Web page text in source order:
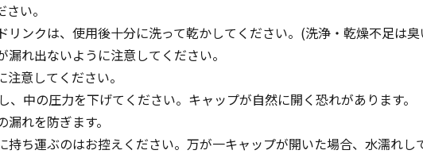
い。
リンクは、使用後十分に洗って乾かしてください。(洗浄・乾燥不足は
れ出ないように注意してください。
意してください。
中の圧力を下げてください。キャップが自然に開く恐れがあります。
れを防ぎます。
ち運ぶのはお控えください。万が一キャップが開いた場合、水濡れし